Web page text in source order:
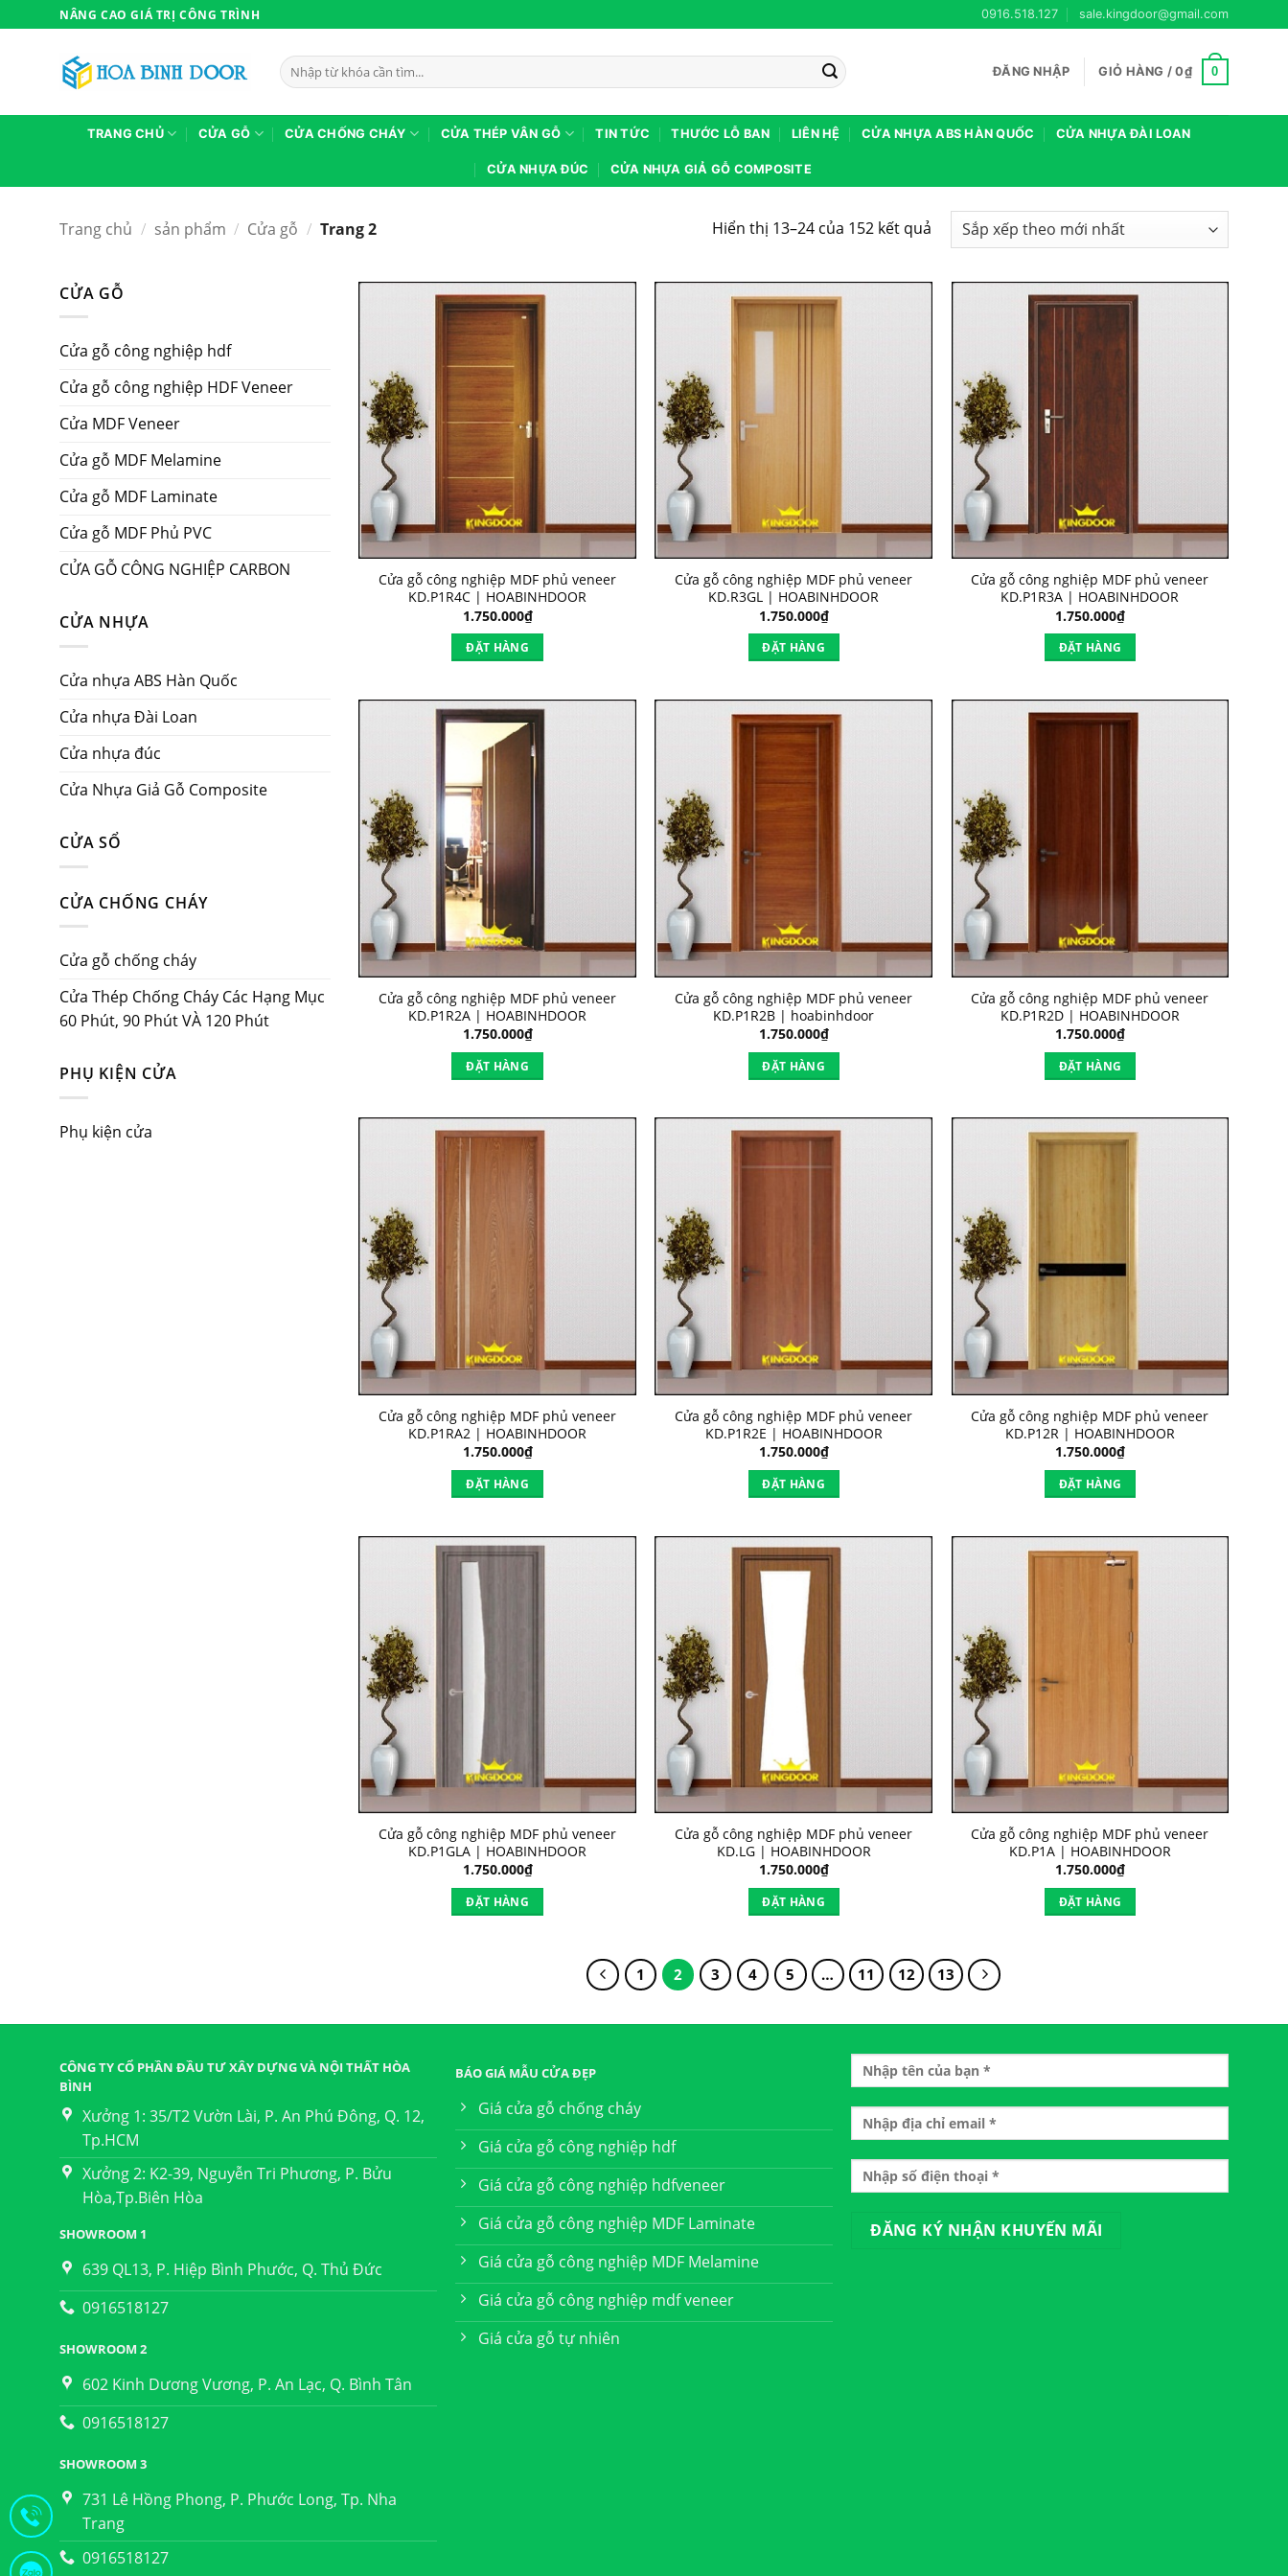
qua
NÂNG CAO GIÁ TRỊ CÔNG TRÌNH 0916.518.127 sale.kingdoor@gmail.com
Tìm
kiếm:
ĐĂNG NHẬP GIỎ HÀNG /0₫ 0
TRANG CHỦ CỬA GỖ CỬA CHỐNG CHÁY CỬA THÉP VÂN GỖ TIN TỨC THƯỚC LỖ BAN LIÊN HỆ CỬA NHỰA ABS HÀN QUỐC CỬA NHỰA ĐÀI LOAN
CỬA NHỰA ĐÚC CỬA NHỰA GIẢ GỖ COMPOSITE
Trang chủ / sản phẩm / Cửa gỗ / Trang 2 Hiển thị 13–24 của 152 kết quảĐã
sắp
CỬA GỖ
Cửa gỗ công nghiệp hdf
Cửa gỗ công nghiệp HDF Veneer
Cửa MDF Veneer
Cửa gỗ MDF Melamine
Cửa gỗ MDF Laminate
Cửa gỗ MDF Phủ PVC
CỬA GỖ CÔNG NGHIỆP CARBON
CỬA NHỰA
Cửa nhựa ABS Hàn Quốc
Cửa nhựa Đài Loan
Cửa nhựa đúc
Cửa Nhựa Giả Gỗ Composite
CỬA SỔ
CỬA CHỐNG CHÁY
Cửa gỗ chống cháy
Cửa Thép Chống Cháy Các Hạng Mục
60 Phút, 90 Phút VÀ 120 Phút
PHỤ KIỆN CỬA
Phụ kiện cửa
Cửa gỗ công nghiệp MDF phủ veneer
KD.P1R4C | HOABINHDOOR
1.750.000₫
ĐẶT HÀNG
Cửa gỗ công nghiệp MDF phủ veneer
KD.R3GL | HOABINHDOOR
1.750.000₫
ĐẶT HÀNG
Cửa gỗ công nghiệp MDF phủ veneer
KD.P1R3A | HOABINHDOOR
1.750.000₫
ĐẶT HÀNG
Cửa gỗ công nghiệp MDF phủ veneer
KD.P1R2A | HOABINHDOOR
1.750.000₫
ĐẶT HÀNG
Cửa gỗ công nghiệp MDF phủ veneer
KD.P1R2B | hoabinhdoor
1.750.000₫
ĐẶT HÀNG
Cửa gỗ công nghiệp MDF phủ veneer
KD.P1R2D | HOABINHDOOR
1.750.000₫
ĐẶT HÀNG
Cửa gỗ công nghiệp MDF phủ veneer
KD.P1RA2 | HOABINHDOOR
1.750.000₫
ĐẶT HÀNG
Cửa gỗ công nghiệp MDF phủ veneer
KD.P1R2E | HOABINHDOOR
1.750.000₫
ĐẶT HÀNG
Cửa gỗ công nghiệp MDF phủ veneer
KD.P12R | HOABINHDOOR
1.750.000₫
ĐẶT HÀNG
Cửa gỗ công nghiệp MDF phủ veneer
KD.P1GLA | HOABINHDOOR
1.750.000₫
ĐẶT HÀNG
Cửa gỗ công nghiệp MDF phủ veneer
KD.LG | HOABINHDOOR
1.750.000₫
ĐẶT HÀNG
Cửa gỗ công nghiệp MDF phủ veneer
KD.P1A | HOABINHDOOR
1.750.000₫
ĐẶT HÀNG
1 2 3 4 5 … 11 12 13
CÔNG TY CỔ PHẦN ĐẦU TƯ XÂY DỰNG VÀ NỘI THẤT HÒA
BÌNH
Xưởng 1: 35/T2 Vườn Lài, P. An Phú Đông, Q. 12,
Tp.HCM
Xưởng 2: K2-39, Nguyễn Tri Phương, P. Bửu
Hòa,Tp.Biên Hòa
SHOWROOM 1
639 QL13, P. Hiệp Bình Phước, Q. Thủ Đức
0916518127
SHOWROOM 2
602 Kinh Dương Vương, P. An Lạc, Q. Bình Tân
0916518127
SHOWROOM 3
731 Lê Hồng Phong, P. Phước Long, Tp. Nha
Trang
0916518127
BÁO GIÁ MẪU CỬA ĐẸP
Giá cửa gỗ chống cháy
Giá cửa gỗ công nghiệp hdf
Giá cửa gỗ công nghiệp hdfveneer
Giá cửa gỗ công nghiệp MDF Laminate
Giá cửa gỗ công nghiệp MDF Melamine
Giá cửa gỗ công nghiệp mdf veneer
Giá cửa gỗ tự nhiên